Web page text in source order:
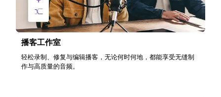
播客工作室
轻松录制、修复与编辑播客，无论何时何地，都能享受无缝制
作与高质量的音频。